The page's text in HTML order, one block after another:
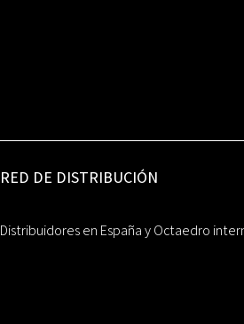
RED DE DISTRIBUCIÓN
Distribuidores en España y Octaedro